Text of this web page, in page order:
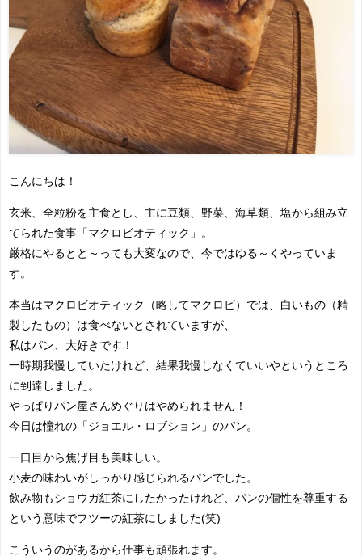
こんにちは！
玄米、全粒粉を主食とし、主に豆類、野菜、海草類、塩から組み立
てられた食事「マクロビオティック」。
厳格にやるとと～っても大変なので、今ではゆる～くやっていま
す。
本当はマクロビオティック（略してマクロビ）では、白いもの（精
製したもの）は食べないとされていますが、
私はパン、大好きです！
一時期我慢していたけれど、結果我慢しなくていいやというところ
に到達しました。
やっぱりパン屋さんめぐりはやめられません！
今日は憧れの「ジョエル・ロブション」のパン。
一口目から焦げ目も美味しい。
小麦の味わいがしっかり感じられるパンでした。
飲み物もショウガ紅茶にしたかったけれど、パンの個性を尊重する
という意味でフツーの紅茶にしました(笑)
こういうのがあるから仕事も頑張れます。